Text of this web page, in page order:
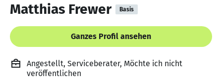
Matthias Frewer Basis
Ganzes Profil ansehen
Angestellt, Serviceberater, Möchte ich nicht
veröffentlichen